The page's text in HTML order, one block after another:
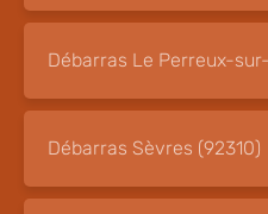
Débarras Le Perreux-
Débarras Sèvres (92310)